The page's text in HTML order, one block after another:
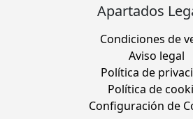
Apartados
Condiciones de
Aviso legal
Política de
Política de
Configuración de